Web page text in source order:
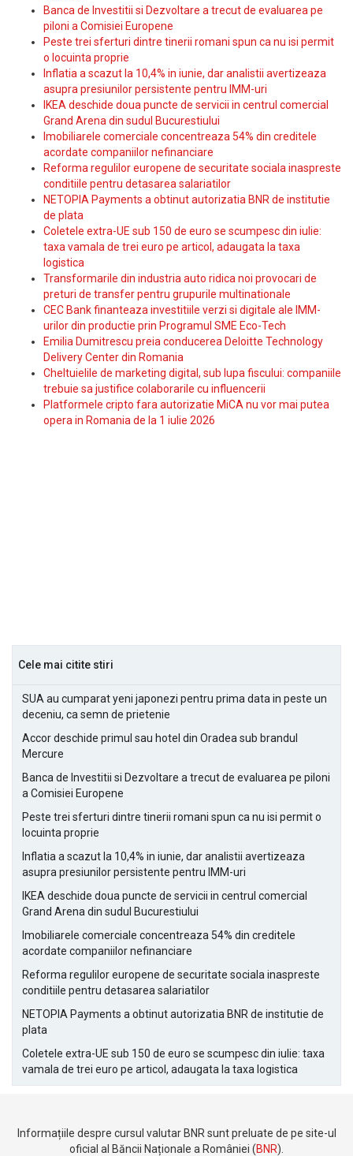
Banca de Investitii si Dezvoltare a trecut de evaluarea pe
piloni a Comisiei Europene
Peste trei sferturi dintre tinerii romani spun ca nu isi permit
o locuinta proprie
Inflatia a scazut la 10,4% in iunie, dar analistii avertizeaza
asupra presiunilor persistente pentru IMM-uri
IKEA deschide doua puncte de servicii in centrul comercial
Grand Arena din sudul Bucurestiului
Imobiliarele comerciale concentreaza 54% din creditele
acordate companiilor nefinanciare
Reforma regulilor europene de securitate sociala inaspreste
conditiile pentru detasarea salariatilor
NETOPIA Payments a obtinut autorizatia BNR de institutie
de plata
Coletele extra-UE sub 150 de euro se scumpesc din iulie:
taxa vamala de trei euro pe articol, adaugata la taxa
logistica
Transformarile din industria auto ridica noi provocari de
preturi de transfer pentru grupurile multinationale
CEC Bank finanteaza investitiile verzi si digitale ale IMM-
urilor din productie prin Programul SME Eco-Tech
Emilia Dumitrescu preia conducerea Deloitte Technology
Delivery Center din Romania
Cheltuielile de marketing digital, sub lupa fiscului: companiile
trebuie sa justifice colaborarile cu influencerii
Platformele cripto fara autorizatie MiCA nu vor mai putea
opera in Romania de la 1 iulie 2026
Cele mai citite stiri
SUA au cumparat yeni japonezi pentru prima data in peste un
deceniu, ca semn de prietenie
Accor deschide primul sau hotel din Oradea sub brandul
Mercure
Banca de Investitii si Dezvoltare a trecut de evaluarea pe piloni
a Comisiei Europene
Peste trei sferturi dintre tinerii romani spun ca nu isi permit o
locuinta proprie
Inflatia a scazut la 10,4% in iunie, dar analistii avertizeaza
asupra presiunilor persistente pentru IMM-uri
IKEA deschide doua puncte de servicii in centrul comercial
Grand Arena din sudul Bucurestiului
Imobiliarele comerciale concentreaza 54% din creditele
acordate companiilor nefinanciare
Reforma regulilor europene de securitate sociala inaspreste
conditiile pentru detasarea salariatilor
NETOPIA Payments a obtinut autorizatia BNR de institutie de
plata
Coletele extra-UE sub 150 de euro se scumpesc din iulie: taxa
vamala de trei euro pe articol, adaugata la taxa logistica
Informațiile despre cursul valutar BNR sunt preluate de pe site-ul
oficial al Băncii Naționale a României (BNR).